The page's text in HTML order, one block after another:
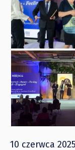
10 czerwca